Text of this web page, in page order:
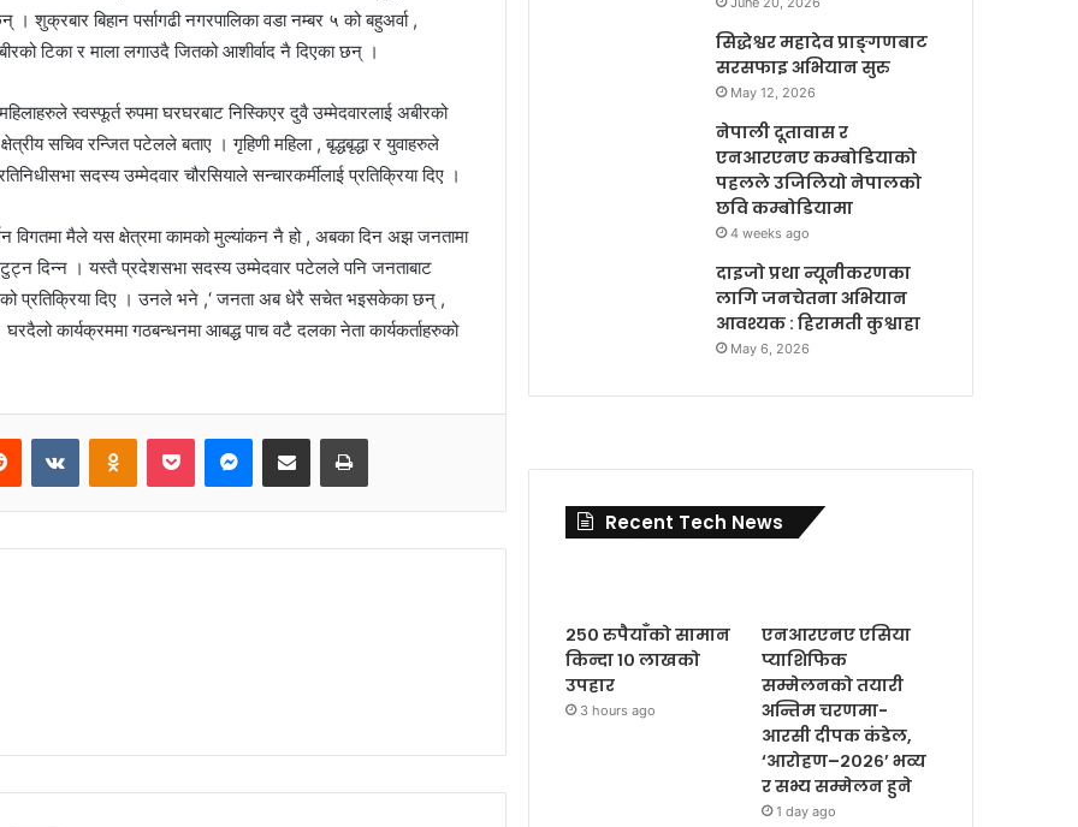
शुक्रबार बिहान पर्सागढी नगरपालिका वडा नम्बर ५ को बहुअर्वा ,
टिका र माला लगाउदै जितको आशीर्वाद नै दिएका छन् ।
स्वस्फूर्त रुपमा घरघरबाट निस्किएर दुवै उम्मेदवारलाई अबीरको
सचिव रन्जित पटेलले बताए । गृहिणी महिला , बृद्धबृद्धा र युवाहरुले
सदस्य उम्मेदवार चौरसियाले सन्चारकर्मीलाई प्रतिक्रिया दिए ।
मैले यस क्षेत्रमा कामको मुल्यांकन नै हो , अबका दिन अझ जनतामा
टुट्न दिन्न । यस्तै प्रदेशसभा सदस्य उम्मेदवार पटेलले पनि जनताबाट
प्रतिक्रिया दिए । उनले भने ,‘ जनता अब धेरै सचेत भइसकेका छन् ,
कार्यक्रममा गठबन्धनमा आबद्ध पाच वटै दलका नेता कार्यकर्ताहरुको
सिद्धेश्वर महादेव प्राङ्गणबाट
सरसफाइ अभियान सुरु
May 12, 2026
नेपाली दूतावास र
एनआरएनए कम्बोडियाको
पहलले उजिलियो नेपालको
छवि कम्बोडियामा
4 weeks ago
दाइजो प्रथा न्यूनीकरणका
लागि जनचेतना अभियान
आवश्यक : हिरामती कुश्वाहा
May 6, 2026
Recent Tech News
२५० रुपैयाँको सामान
किन्दा १० लाखको
उपहार
3 hours ago
एनआरएनए एसिया
प्याशिफिक
सम्मेलनको तयारी
अन्तिम चरणमा-
आरसी दीपक कंडेल,
‘आरोहण–२०२६’ भव्य
र सभ्य सम्मेलन हुने
1 day ago